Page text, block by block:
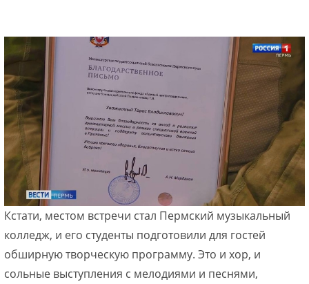
Кстати, местом встречи стал Пермский музыкальный
колледж, и его студенты подготовили для гостей
обширную творческую программу. Это и хор, и
сольные выступления с мелодиями и песнями,